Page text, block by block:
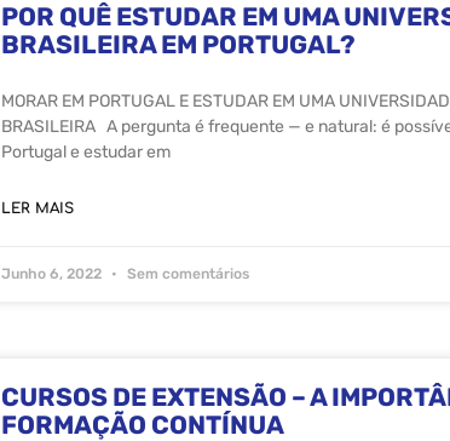
POR QUÊ ESTUDAR EM UMA
BRASILEIRA EM PORTUGAL?
MORAR EM PORTUGAL E ESTUDAR EM UMA
BRASILEIRA A pergunta é frequente — e natural: é
Portugal e estudar em
LER MAIS
Junho 6, 2022 Sem comentários
CURSOS DE EXTENSÃO – A
FORMAÇÃO CONTÍNUA